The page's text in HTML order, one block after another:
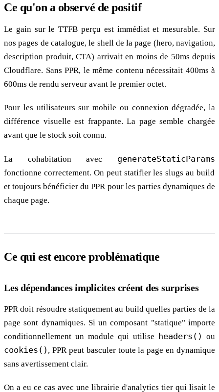
Ce qu'on a observé de positif
Le gain sur le TTFB perçu est immédiat et mesurable. Sur
nos pages de catalogue, le shell de la page (hero, navigation,
description produit, CTA) arrivait en moins de 50ms depuis
Cloudflare. Sans PPR, le même contenu nécessitait 400ms à
600ms de rendu serveur avant le premier octet.
Pour les utilisateurs sur mobile ou connexion dégradée, la
différence visuelle est frappante. La page semble chargée
avant que le stock soit connu.
La cohabitation avec generateStaticParams
fonctionne correctement. On peut statifier les slugs au build
et toujours bénéficier du PPR pour les parties dynamiques de
chaque page.
Ce qui est encore problématique
Les dépendances implicites créent des surprises
PPR doit résoudre statiquement au build quelles parties de la
page sont dynamiques. Si un composant "statique" importe
conditionnellement un module qui utilise
headers() ou
cookies() , PPR peut basculer toute la page en dynamique
sans avertissement clair.
On a eu ce cas avec une librairie d'analytics tier qui lisait le